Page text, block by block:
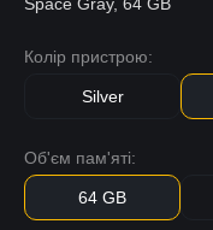
Колір пристрою:
Silver
Об'єм пам'яті:
64 GB